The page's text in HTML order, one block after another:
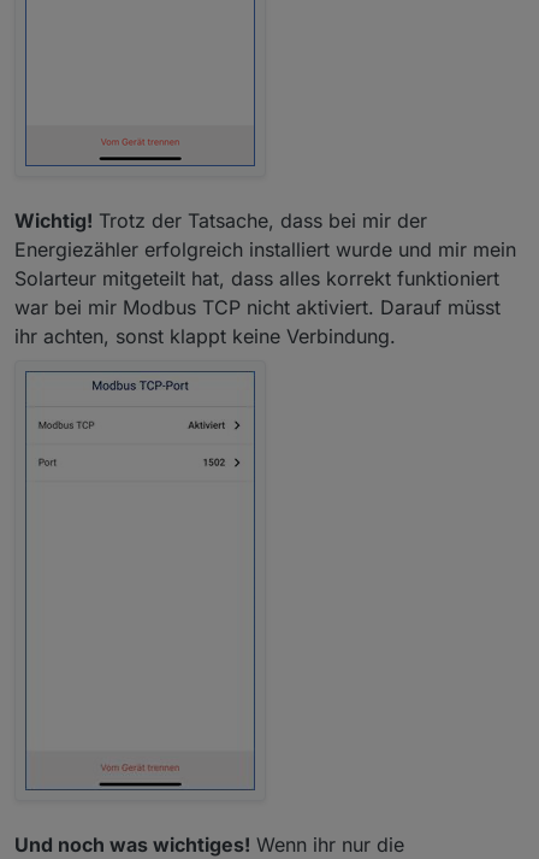
Wichtig! Trotz der Tatsache, dass bei mir der
Energiezähler erfolgreich installiert wurde und mir mein
Solarteur mitgeteilt hat, dass alles korrekt funktioniert
war bei mir Modbus TCP nicht aktiviert. Darauf müsst
ihr achten, sonst klappt keine Verbindung.
Und noch was wichtiges! Wenn ihr nur die